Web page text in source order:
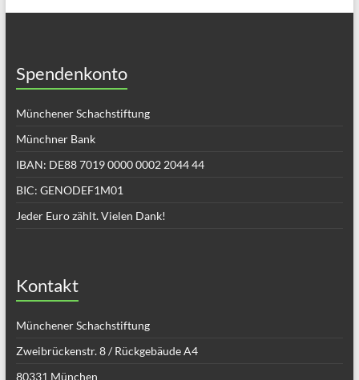
Spendenkonto
Münchener Schachstiftung
Münchner Bank
IBAN: DE88 7019 0000 0002 2044 44
BIC: GENODEF1M01
Jeder Euro zählt. Vielen Dank!
Kontakt
Münchener Schachstiftung
Zweibrückenstr. 8 / Rückgebäude A4
80331 München